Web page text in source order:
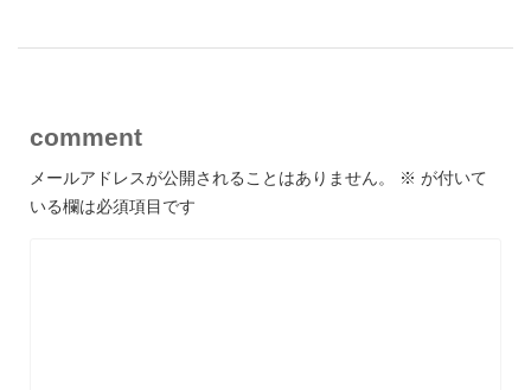
comment
メールアドレスが公開されることはありません。 ※ が付いて
いる欄は必須項目です